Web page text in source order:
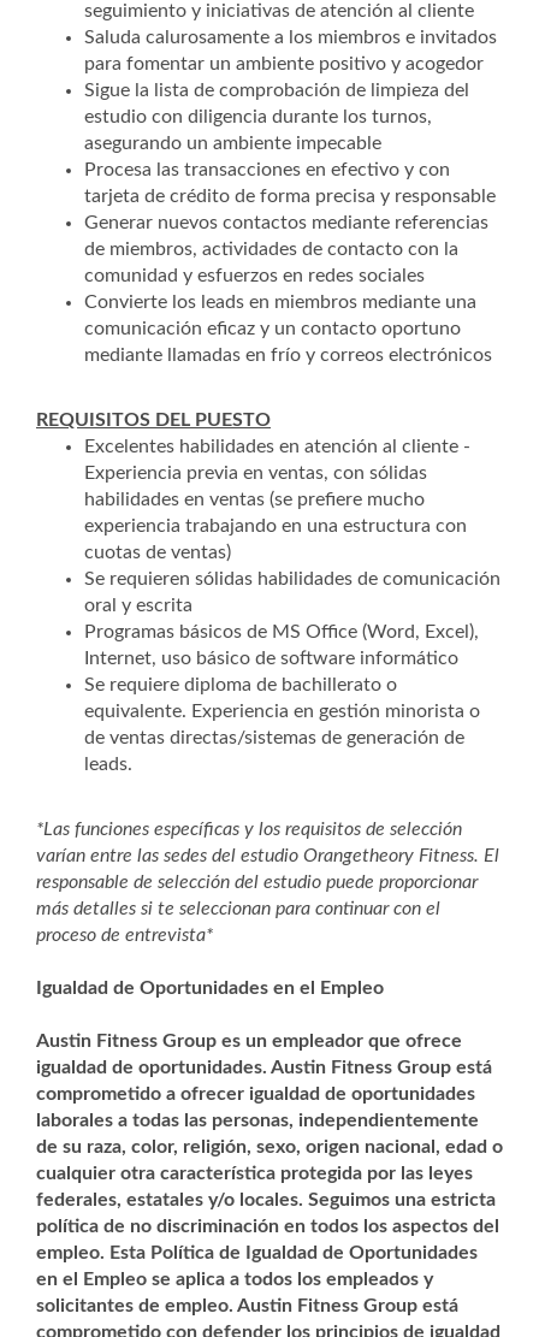
seguimiento y iniciativas de atención al cliente
Saluda calurosamente a los miembros e invitados
para fomentar un ambiente positivo y acogedor
Sigue la lista de comprobación de limpieza del
estudio con diligencia durante los turnos,
asegurando un ambiente impecable
Procesa las transacciones en efectivo y con
tarjeta de crédito de forma precisa y responsable
Generar nuevos contactos mediante referencias
de miembros, actividades de contacto con la
comunidad y esfuerzos en redes sociales
Convierte los leads en miembros mediante una
comunicación eficaz y un contacto oportuno
mediante llamadas en frío y correos electrónicos
REQUISITOS DEL PUESTO
Excelentes habilidades en atención al cliente -
Experiencia previa en ventas, con sólidas
habilidades en ventas (se prefiere mucho
experiencia trabajando en una estructura con
cuotas de ventas)
Se requieren sólidas habilidades de comunicación
oral y escrita
Programas básicos de MS Office (Word, Excel),
Internet, uso básico de software informático
Se requiere diploma de bachillerato o
equivalente. Experiencia en gestión minorista o
de ventas directas/sistemas de generación de
leads.
*Las funciones específicas y los requisitos de selección
varían entre las sedes del estudio Orangetheory Fitness. El
responsable de selección del estudio puede proporcionar
más detalles si te seleccionan para continuar con el
proceso de entrevista*
Igualdad de Oportunidades en el Empleo
Austin Fitness Group es un empleador que ofrece
igualdad de oportunidades. Austin Fitness Group está
comprometido a ofrecer igualdad de oportunidades
laborales a todas las personas, independientemente
de su raza, color, religión, sexo, origen nacional, edad o
cualquier otra característica protegida por las leyes
federales, estatales y/o locales. Seguimos una estricta
política de no discriminación en todos los aspectos del
empleo. Esta Política de Igualdad de Oportunidades
en el Empleo se aplica a todos los empleados y
solicitantes de empleo. Austin Fitness Group está
comprometido con defender los principios de igualdad